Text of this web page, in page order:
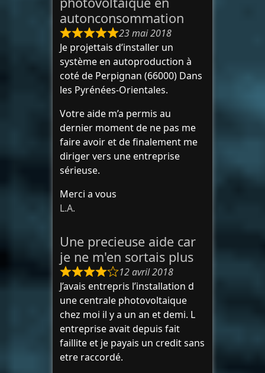
autonconsommation
23 mai 2018
Je projettais d’installer un
système en autoproduction à
coté de Perpignan (66000) Dans
les Pyrénées-Orientales.
Votre aide m’a permis au
dernier moment de ne pas me
faire avoir et de finalement me
diriger vers une entreprise
sérieuse.
Merci a vous
L.A.
Une precieuse aide car
je ne m'en sortais plus
12 avril 2018
J’avais entrepris l’installation d
une centrale photovoltaique
chez moi il y a un an et demi. L
entreprise avait depuis fait
faillite et je payais un credit sans
etre raccordé.